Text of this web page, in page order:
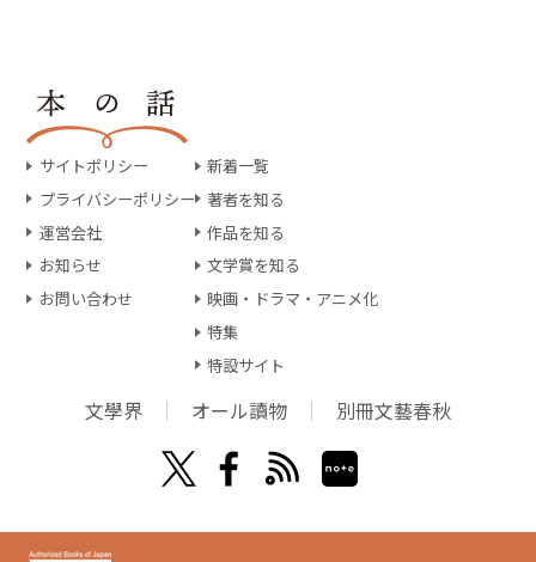
サイトポリシー
プライバシーポリシー
運営会社
お知らせ
お問い合わせ
新着一覧
著者を知る
作品を知る
文学賞を知る
映画・ドラマ・アニメ化
特集
特設サイト
文學界 オール讀物 別冊文藝春秋